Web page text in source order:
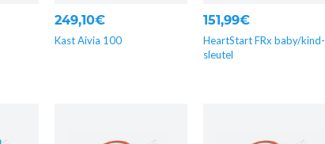
249,10€
Kast Aivia 100
151,99€
HeartStart FRx baby/kind-
sleutel